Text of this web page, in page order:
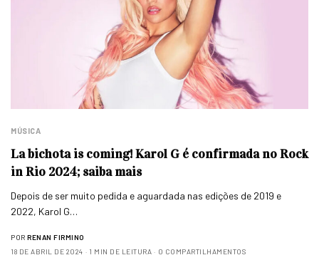
MÚSICA
La bichota is coming! Karol G é confirmada no Rock
in Rio 2024; saiba mais
Depois de ser muito pedida e aguardada nas edições de 2019 e
2022, Karol G…
POR RENAN FIRMINO
18 DE ABRIL DE 2024
1 MIN DE LEITURA 0 COMPARTILHAMENTOS